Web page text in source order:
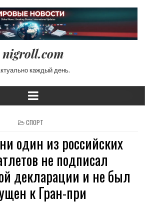
nigroll.com
каждый день.
POSTED IN
СПОРТ
один из российских
не подписал
декларации и не был
к Гран-при